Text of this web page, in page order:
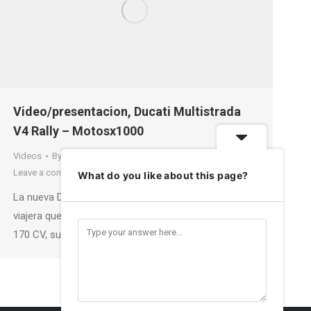
Video/presentacion, Ducati Multistrada
V4 Rally – Motosx1000
Videos By
Leave a comment
La nueva Ducati Multistrada V4 Rally 2026 llega más
viajera que nunca. Con su motor V4 Granturismo de
170 CV, suspensión…
What do you like about this page?